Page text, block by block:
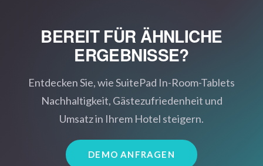
BEREIT FÜR ÄHNLICHE
ERGEBNISSE?
Entdecken Sie, wie SuitePad In-Room-Tablets
Nachhaltigkeit, Gästezufriedenheit und
Umsatz in Ihrem Hotel steigern.
DEMO ANFRAGEN